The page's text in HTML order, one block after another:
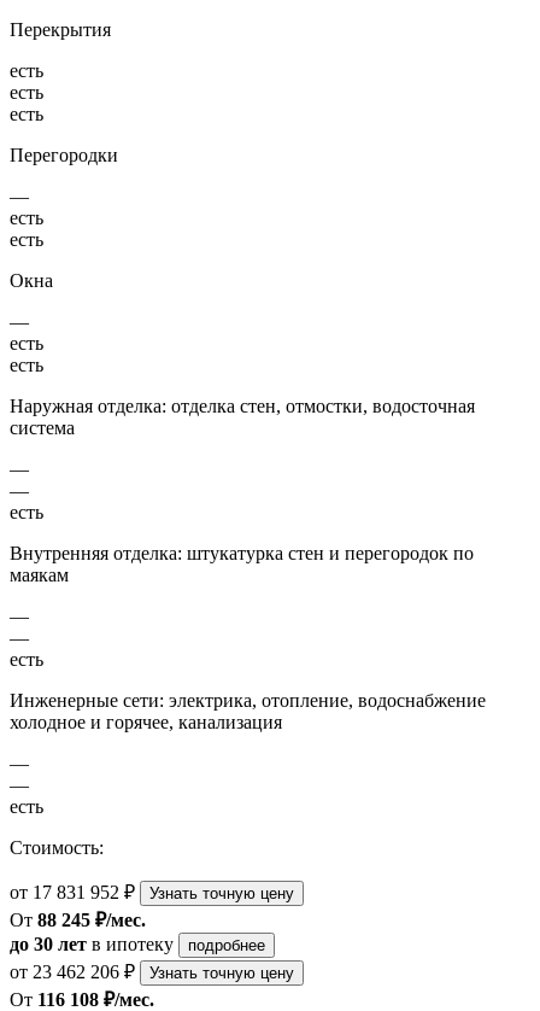
Перекрытия
есть
есть
есть
Перегородки
—
есть
есть
Окна
—
есть
есть
Наружная отделка: отделка стен, отмостки, водосточная
система
—
—
есть
Внутренняя отделка: штукатурка стен и перегородок по
маякам
—
—
есть
Инженерные сети: электрика, отопление, водоснабжение
холодное и горячее, канализация
—
—
есть
Стоимость:
от 17 831 952 ₽ Узнать точную цену
От 88 245 ₽/мес.
до 30 лет в ипотеку подробнее
от 23 462 206 ₽ Узнать точную цену
От 116 108 ₽/мес.